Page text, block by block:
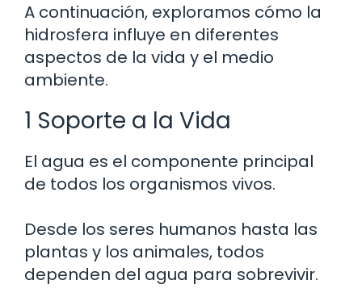
A continuación, exploramos cómo la
hidrosfera influye en diferentes
aspectos de la vida y el medio
ambiente.
1 Soporte a la Vida
El agua es el componente principal
de todos los organismos vivos.
Desde los seres humanos hasta las
plantas y los animales, todos
dependen del agua para sobrevivir.